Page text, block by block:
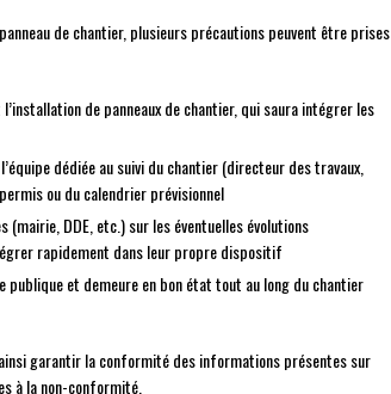
de chantier, plusieurs précautions peuvent être prises
de panneaux de chantier, qui saura intégrer les
dédiée au suivi du chantier (directeur des travaux,
ou du calendrier prévisionnel
DDE, etc.) sur les éventuelles évolutions
rapidement dans leur propre dispositif
publique et demeure en bon état tout au long du chantier
garantir la conformité des informations présentes sur
à la non-conformité.